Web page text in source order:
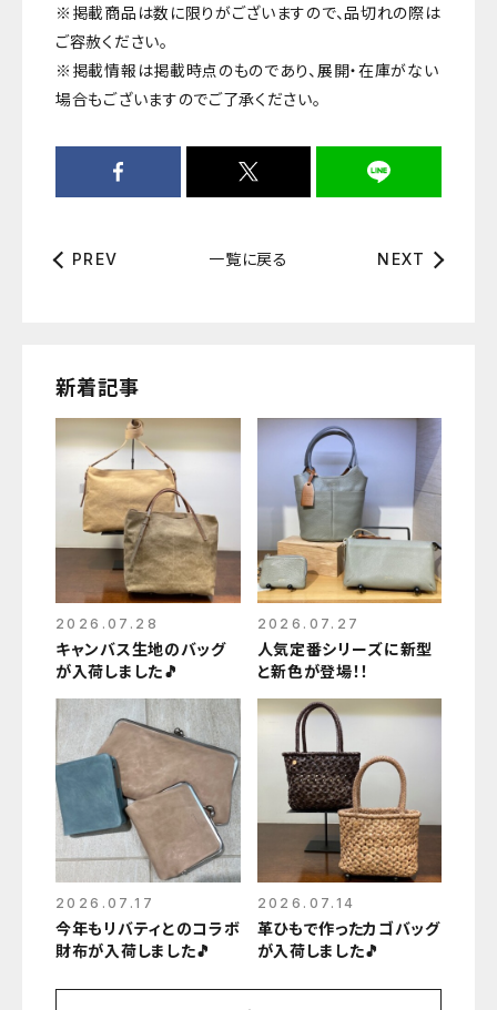
※掲載商品は数に限りがございますので、品切れの際は
ご容赦ください。
※掲載情報は掲載時点のものであり、展開・在庫がない
場合もございますのでご了承ください。
PREV 一覧に戻る NEXT
新着記事
2026.07.28
キャンバス生地のバッグ
が入荷しました🎵
2026.07.27
人気定番シリーズに新型
と新色が登場！！
2026.07.17
今年もリバティとのコラボ
財布が入荷しました🎵
2026.07.14
革ひもで作ったカゴバッグ
が入荷しました🎵